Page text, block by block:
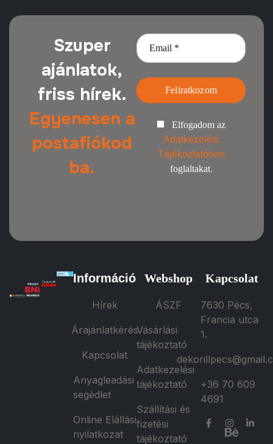
Szuper
ajánlatok,
friss hírek.
Egyenesen a
postafiókod
ba.
Feliratkozom
Elfogadom az
Adatkezelési
Tájékoztatóban
foglaltakat.
Információ
Hírek
Árajánlatkérés
Kapcsolat
Anyagleadási
segédlet
Online Elállási
nyilatkozat
Webshop
ÁSZF
Vásárlási
tájékoztató
Adatkezelési
tájékoztató
Szállítási és
fizetési
tájékoztató
Kapcsolat
7630 Pécs,
Francia utca
1.
+36 70 609
4691